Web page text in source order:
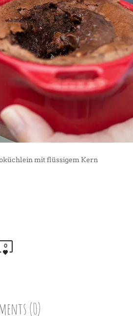
mit flüssigem Kern
0
(0)